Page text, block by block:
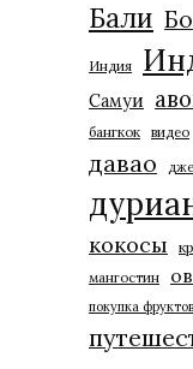
Бали
Индия
Самуи
бангкок видео
давао
кокосы
мангостин
покупка фруктов